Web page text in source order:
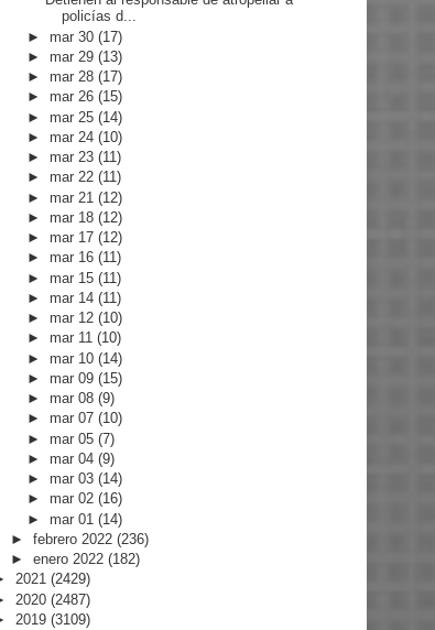
policías d...
► mar 30(17)
► mar 29(13)
► mar 28(17)
► mar 26(15)
► mar 25(14)
► mar 24(10)
► mar 23(11)
► mar 22(11)
► mar 21(12)
► mar 18(12)
► mar 17(12)
► mar 16(11)
► mar 15(11)
► mar 14(11)
► mar 12(10)
► mar 11(10)
► mar 10(14)
► mar 09(15)
► mar 08(9)
► mar 07(10)
► mar 05(7)
► mar 04(9)
► mar 03(14)
► mar 02(16)
► mar 01(14)
► febrero 2022 (236)
► enero 2022 (182)
2021 (2429)
2020 (2487)
2019 (3109)